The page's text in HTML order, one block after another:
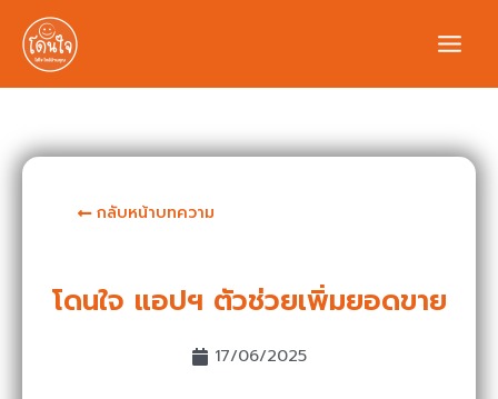
กลับหน้าบทความ
โดนใจ แอปฯ ตัวช่วยเพิ่มยอดขาย
17/06/2025